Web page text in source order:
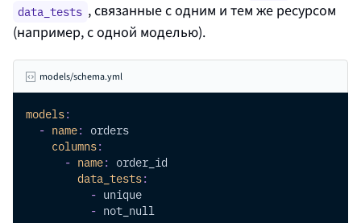
data_tests , связанные с одним и тем же ресурсом
(например, с одной моделью).
models/schema.yml
models:
- name: orders
columns:
- name: order_id
data_tests:
- unique
- not_null